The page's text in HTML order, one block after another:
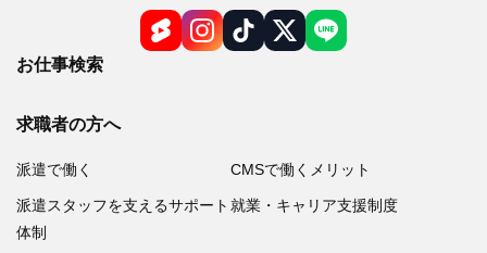
お仕事検索
求職者の方へ
派遣で働く CMSで働くメリット
派遣スタッフを支えるサポート
体制
就業・キャリア支援制度